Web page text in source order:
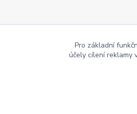
s.r.o Všechna práva vyhrazena |
Pro základní
účely cílení reklamy